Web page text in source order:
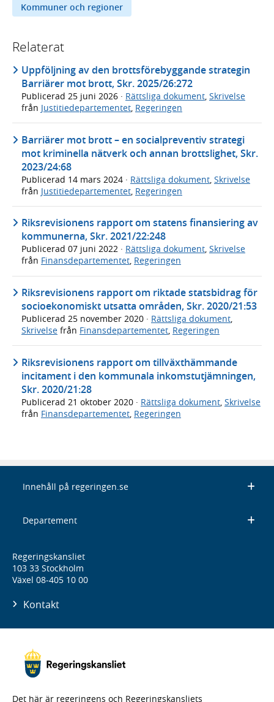
Kommuner och regioner
Relaterat
Uppföljning av den brottsförebyggande strategin
Barriärer mot brott, Skr. 2025/26:272
Publicerad 25 juni 2026 · Rättsliga dokument, Skrivelse
från Justitiedepartementet, Regeringen
Barriärer mot brott – en socialpreventiv strategi
mot kriminella nätverk och annan brottslighet, Skr.
2023/24:68
Publicerad 14 mars 2024 · Rättsliga dokument Skrivelse
från Justitiedepartementet Regeringen
Riksrevisionens rapport om statens finansiering av
kommunerna, Skr. 2021/22:248
Publicerad 07 juni 2022 · Rättsliga dokument, Skrivelse
från Finansdepartementet, Regeringen
Riksrevisionens rapport om riktade statsbidrag för
socioekonomiskt utsatta områden, Skr. 2020/21:53
Publicerad 25 november 2020 · Rättsliga dokument,
Skrivelse från Finansdepartementet, Regeringen
Riksrevisionens rapport om tillväxthämmande
incitament i den kommunala inkomstutjämningen,
Skr. 2020/21:28
Publicerad 21 oktober 2020 · Rättsliga dokument Skrivelse
från Finansdepartementet Regeringen
Innehåll på regeringen.se
Departement
Regeringskansliet
103 33 Stockholm
Växel 08-405 10 00
Kontakt
Det här är regeringens och Regeringskansliets